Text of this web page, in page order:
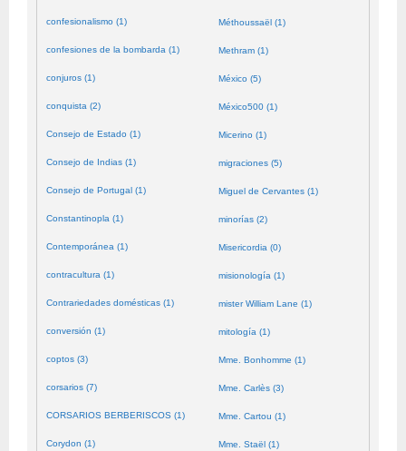
confesionalismo (1)
confesiones de la bombarda (1)
conjuros (1)
conquista (2)
Consejo de Estado (1)
Consejo de Indias (1)
Consejo de Portugal (1)
Constantinopla (1)
Contemporánea (1)
contracultura (1)
Contrariedades domésticas (1)
conversión (1)
coptos (3)
corsarios (7)
CORSARIOS BERBERISCOS (1)
Corydon (1)
Méthoussaël (1)
Methram (1)
México (5)
México500 (1)
Micerino (1)
migraciones (5)
Miguel de Cervantes (1)
minorías (2)
Misericordia (0)
misionología (1)
mister William Lane (1)
mitología (1)
Mme. Bonhomme (1)
Mme. Carlès (3)
Mme. Cartou (1)
Mme. Staël (1)